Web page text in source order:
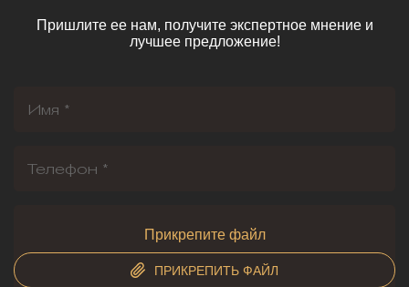
Пришлите ее нам, получите экспертное мнение и
лучшее предложение!
Прикрепите файл
ПРИКРЕПИТЬ ФАЙЛ